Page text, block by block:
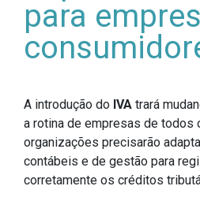
para
A introdução do IVA trará
a rotina de empresas de todos
organizações precisarão
contábeis e de gestão para
corretamente os créditos